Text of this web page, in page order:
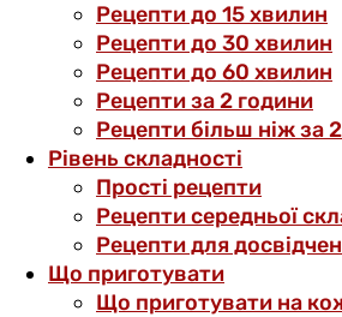
Рецепти до 15 хвилин
Рецепти до 30 хвилин
Рецепти до 60 хвилин
Рецепти за 2 години
Рецепти більш ніж за
Рівень складності
Прості рецепти
Рецепти середньої
Рецепти для
Що приготувати
Що приготувати на